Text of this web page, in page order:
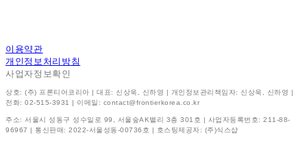
이용약관
개인정보처리방침
사업자정보확인
상호: (주) 프론티어코리아 | 대표: 신상욱, 신하영 | 개인정보관리책임자: 신상욱, 신하영 |
전화: 02-515-3931 | 이메일: contact@frontierkorea.co.kr
주소: 서울시 성동구 성수일로 99, 서울숲AK밸리 3층 301호 | 사업자등록번호: 211-88-
96967 | 통신판매: 2022-서울성동-00736호 | 호스팅제공자: (주)식스샵